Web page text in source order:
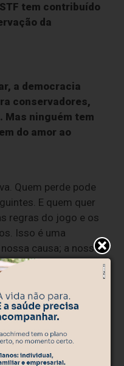
tem contribuído
da
a democracia
conservadores,
Mas ninguém tem
do amor ao
Quem perde pode
E quem quer
regras do jogo e os
Isso é uma
causa; a nossa
cultivada,
nosso grupo no